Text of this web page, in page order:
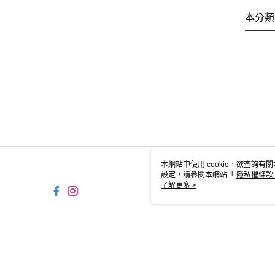
本分
本網站中使用 cookie，欲查詢有
設定，請參閱本網站「 隱私權條款
使用 cookie。
了解更多 >